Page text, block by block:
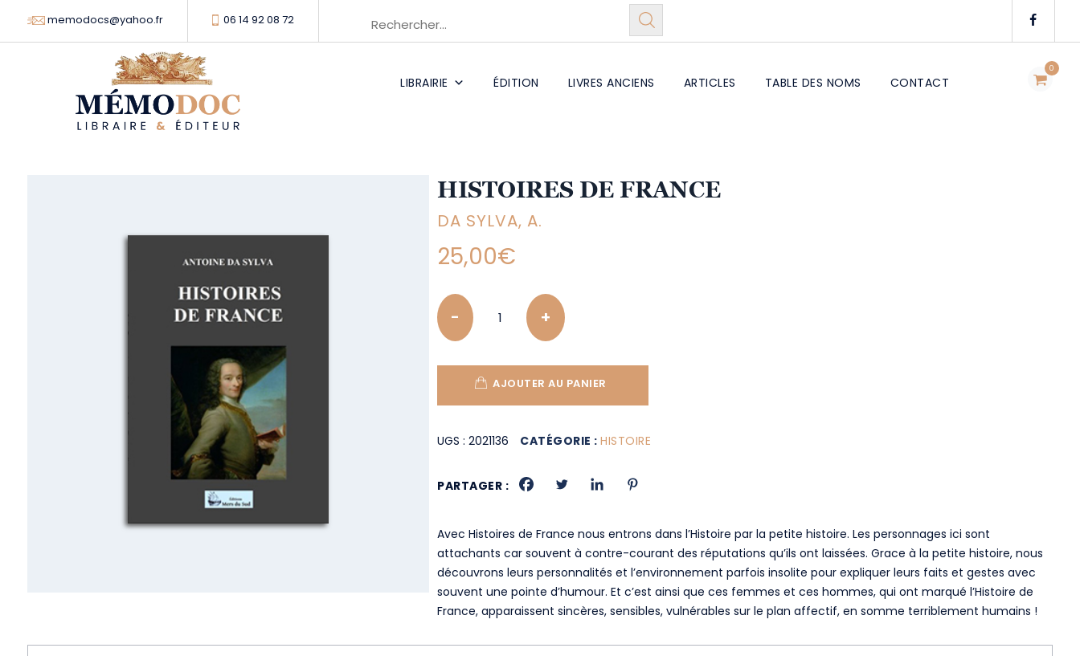
memodocs@yahoo.fr 06 14 92 08 72
0
LIBRAIRIE ÉDITION LIVRES ANCIENS ARTICLES TABLE DES NOMS CONTACT
HISTOIRES DE FRANCE
DA SYLVA, A.
25,00€
Quantity
AJOUTER AU PANIER
UGS :2021136 CATÉGORIE :HISTOIRE
PARTAGER :
Avec Histoires de France nous entrons dans l’Histoire par la petite histoire. Les personnages ici sont
attachants car souvent à contre-courant des réputations qu’ils ont laissées. Grace à la petite histoire, nous
découvrons leurs personnalités et l’environnement parfois insolite pour expliquer leurs faits et gestes avec
souvent une pointe d’humour. Et c’est ainsi que ces femmes et ces hommes, qui ont marqué l’Histoire de
France, apparaissent sincères, sensibles, vulnérables sur le plan affectif, en somme terriblement humains !